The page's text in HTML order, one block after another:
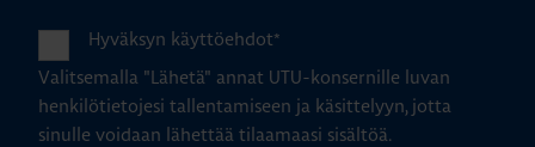
Hyväksyn käyttöehdot*
Valitsemalla "Lähetä" annat UTU-konsernille luvan
henkilötietojesi tallentamiseen ja käsittelyyn, jotta
sinulle voidaan lähettää tilaamaasi sisältöä.